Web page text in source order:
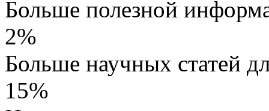
Больше полезной
2%
Больше научных статей
15%